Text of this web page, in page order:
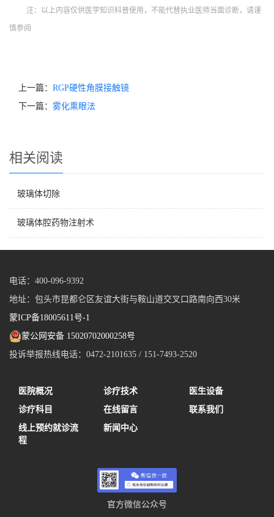
注：以上内容仅供医学知识科普使用，不能代替执业医师当面诊断，请谨
慎参阅
上一篇： RGP硬性角膜接触镜
下一篇： 雾化熏眼法
相关阅读
玻璃体切除
玻璃体腔药物注射术
电话：400-096-9392
地址：包头市昆都仑区友谊大街与鞍山道交叉口路南向西30米
蒙ICP备18005611号-1
蒙公网安备 15020702000258号
投诉举报热线电话：0472-2101635 / 151-7493-2520
医院概况 诊疗技术
医生设备
诊疗科目
在线留言
联系我们
线上预约就诊流
程
新闻中心
官方微信公众号